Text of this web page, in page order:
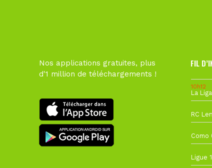
Nos applications gratuites, plus
d'1 million de téléchargements !
FIL
10h12